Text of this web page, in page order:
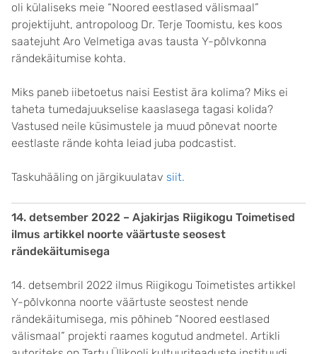
oli külaliseks meie “Noored eestlased välismaal”
projektijuht, antropoloog Dr. Terje Toomistu, kes koos
saatejuht Aro Velmetiga avas tausta Y-põlvkonna
rändekäitumise kohta.
Miks paneb iibetoetus naisi Eestist ära kolima? Miks ei
taheta tumedajuukselise kaaslasega tagasi kolida?
Vastused neile küsimustele ja muud põnevat noorte
eestlaste rände kohta leiad juba podcastist.
Taskuhääling on järgikuulatav siit.
14. detsember 2022 – Ajakirjas Riigikogu Toimetised
ilmus artikkel noorte väärtuste seosest
rändekäitumisega
14. detsembril 2022 ilmus Riigikogu Toimetistes artikkel
Y-põlvkonna noorte väärtuste seostest nende
rändekäitumisega, mis põhineb “Noored eestlased
välismaal” projekti raames kogutud andmetel. Artikli